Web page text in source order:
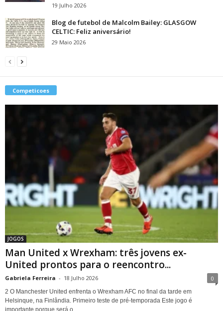
19 Julho 2026
Blog de futebol de Malcolm Bailey: GLASGOW
CELTIC: Feliz aniversário!
29 Maio 2026
Competicoes
JOGOS
Man United x Wrexham: três jovens ex-
United prontos para o reencontro...
Gabriela Ferreira - 18 Julho 2026 0
2 O Manchester United enfrenta o Wrexham AFC no final da tarde em
Helsinque, na Finlândia. Primeiro teste de pré-temporada Este jogo é
importante porque será o...